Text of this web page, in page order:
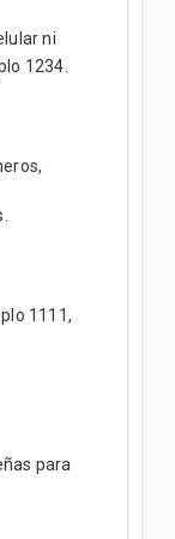
ni
1234.
1111,
para